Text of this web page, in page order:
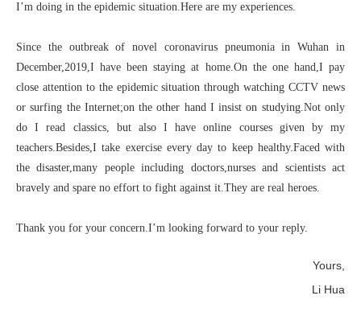
I’m doing in the epidemic situation.Here are my experiences.
Since the outbreak of novel coronavirus pneumonia in Wuhan in
December,2019,I have been staying at home.On the one hand,I pay
close attention to the epidemic situation through watching CCTV news
or surfing the Internet;on the other hand I insist on studying.Not only
do I read classics, but also I have online courses given by my
teachers.Besides,I take exercise every day to keep healthy.Faced with
the disaster,many people including doctors,nurses and scientists act
bravely and spare no effort to fight against it.They are real heroes.
Thank you for your concern.I’m looking forward to your reply.
Yours,
Li Hua